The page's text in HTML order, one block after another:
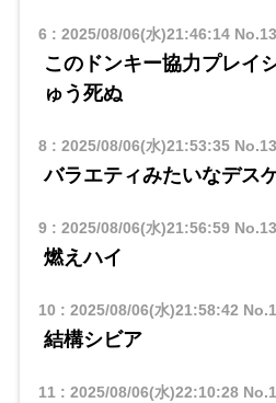
6 : 2025/08/06(水)21:46:14
このドンキー協力プレイ
ゅう死ぬ
8: 2025/08/06(水)21:53:35
バラエティみたいなデス
9: 2025/08/06(水)21:56:59
燃えハイ
10 : 2025/08/06(水)21:58:42
結構シビア
11 : 2025/08/06(水)22:10:28